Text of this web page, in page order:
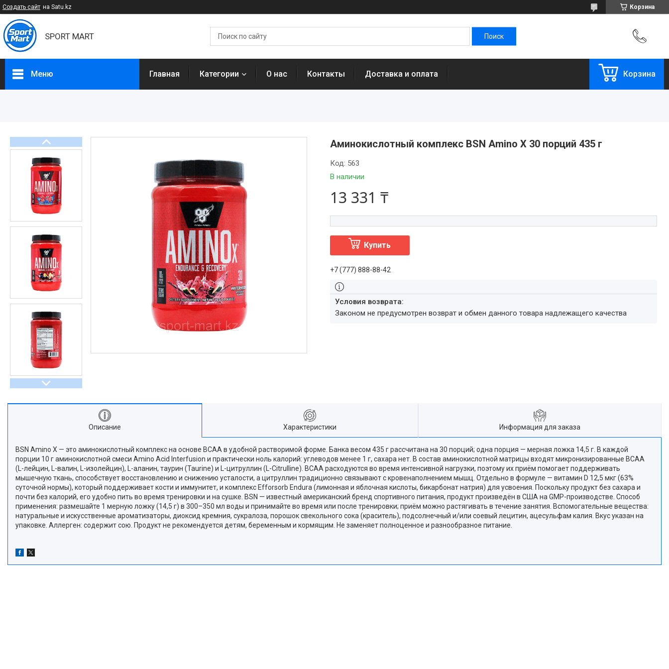
Создать сайт на Satu.kz Корзина
SPORT MART
Меню
Спортивные товары
Диетическое питание
Доставка и оплата
Главная Категории О нас Контакты Доставка и оплата Корзина
Аминокислотный комплекс BSN Amino X 30 порций 435 г
В наличии
Код: 563
13 331 ₸
Купить
+7 (777) 888-88-42
Законом не предусмотрен возврат и обмен данного товара надлежащего качества
Описание Характеристики Информация для заказа
BSN Amino X — это аминокислотный комплекс на основе BCAA в удобной растворимой форме. Банка весом 435 г рассчитана на 30 порций; одна порция — мерная ложка 14,5 г. В каждой
порции 10 г аминокислотной смеси Amino Acid Interfusion и практически ноль калорий: углеводов менее 1 г, сахара нет. В состав аминокислотной матрицы входят микронизированные BCAA
(L-лейцин, L-валин, L-изолейцин), L-аланин, таурин (Taurine) и L-цитруллин (L-Citrulline). BCAA расходуются во время интенсивной нагрузки, поэтому их приём помогает поддерживать
мышечную ткань, способствует восстановлению и снижению усталости, а цитруллин традиционно связывают с кровенаполнением мышц. Отдельно в формуле — витамин D 12,5 мкг (63%
суточной нормы), который поддерживает кости и иммунитет, и комплекс Efforsorb Endura (лимонная и яблочная кислоты, бикарбонат натрия) для усвоения. Поскольку продукт без сахара и
почти без калорий, его удобно пить во время тренировки и на сушке. BSN — известный американский бренд спортивного питания, продукт произведён в США на GMP-производстве. Способ
применения: размешайте 1 мерную ложку (14,5 г) в 300–350 мл воды и принимайте во время или после тренировки; приём можно растягивать в течение занятия. Вспомогательные вещества:
натуральные и искусственные ароматизаторы, диоксид кремния, сукралоза, порошок свекольного сока (краситель), подсолнечный и/или соевый лецитин, ацесульфам калия. Вкус указан на
упаковке. Аллерген: содержит сою. Продукт не рекомендуется детям, беременным и кормящим. Не заменяет полноценное и разнообразное питание.